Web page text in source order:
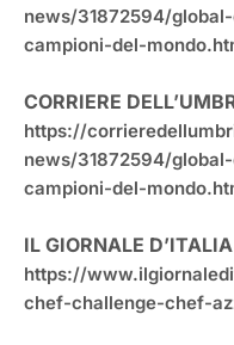
news/31872594/
campioni-del-
CORRIERE
https://
news/31872594/
campioni-del-
IL GIORNALE D’ITALIA
https://
chef-challenge-chef-